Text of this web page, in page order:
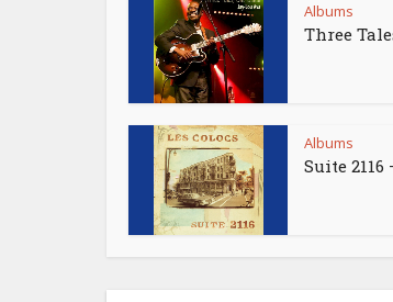
Albums
Three
Albums
Suite 2116